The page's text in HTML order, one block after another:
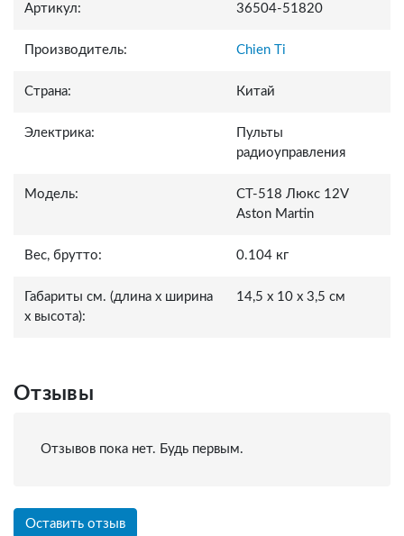
Артикул: 36504-51820
Производитель: Chien Ti
Страна: Китай
Электрика:
Пульты
радиоуправления
Модель:
СТ-518 Люкс 12V
Aston Martin
Вес, брутто: 0.104 кг
Габариты см. (длина x ширина
x высота):
14,5 x 10 x 3,5 см
Отзывы
Отзывов пока нет. Будь первым.
Оставить отзыв